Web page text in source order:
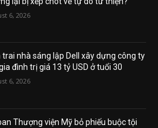
6, 2026
trai nhà sáng lập Dell xây dựng công ty
đình trị giá 13 tỷ USD ở tuổi 30
6, 2026
Thượng viện Mỹ bỏ phiếu buộc tội